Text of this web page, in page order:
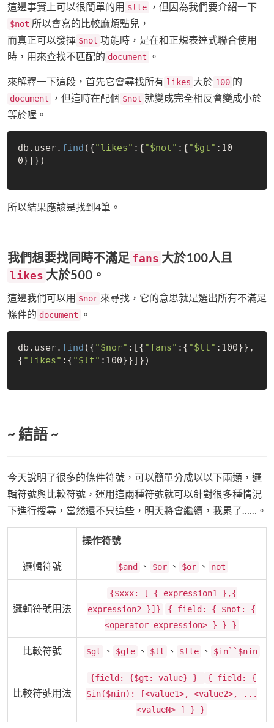
這邊事實上可以很簡單的用 $lte ，但因為我們要介紹一下
$not 所以會寫的比較麻煩點兒，
而真正可以發揮 $not 功能時，是在和正規表達式聯合使用
時，用來查找不匹配的 document 。
來解釋一下這段，首先它會尋找所有 likes 大於 100 的
document ，但這時在配個 $not 就變成完全相反會變成小於
等於喔。
db.user. find ({"likes" :{"$not" :{"$gt" :10
0}}})
所以結果應該是找到4筆。
我們想要找同時不滿足 fans 大於100人且
likes 大於500。
這邊我們可以用 $nor 來尋找，它的意思就是選出所有不滿足
條件的 document 。
db.user. find ({"$nor" :[{"fans" :{"$lt" :100}},
{"likes" :{"$lt" :100}}]})
~ 結語 ~
今天說明了很多的條件符號，可以簡單分成以以下兩類，邏
輯符號與比較符號，運用這兩種符號就可以針對很多種情況
下進行搜尋，當然還不只這些，明天將會繼續，我累了……。
操作符號
邏輯符號 $and 、 $or 、 $or 、 not
邏輯符號用法
{$xxx: [ { expression1 },{
expression2 }]}
{ field: { $not: {
<operator-expression> } } }
比較符號 $gt 、 $gte 、 $lt 、 $lte 、 $in``$nin
比較符號用法
{field: {$gt: value} }
{ field: {
$in($nin): [<value1>, <value2>, ...
<valueN> ] } }